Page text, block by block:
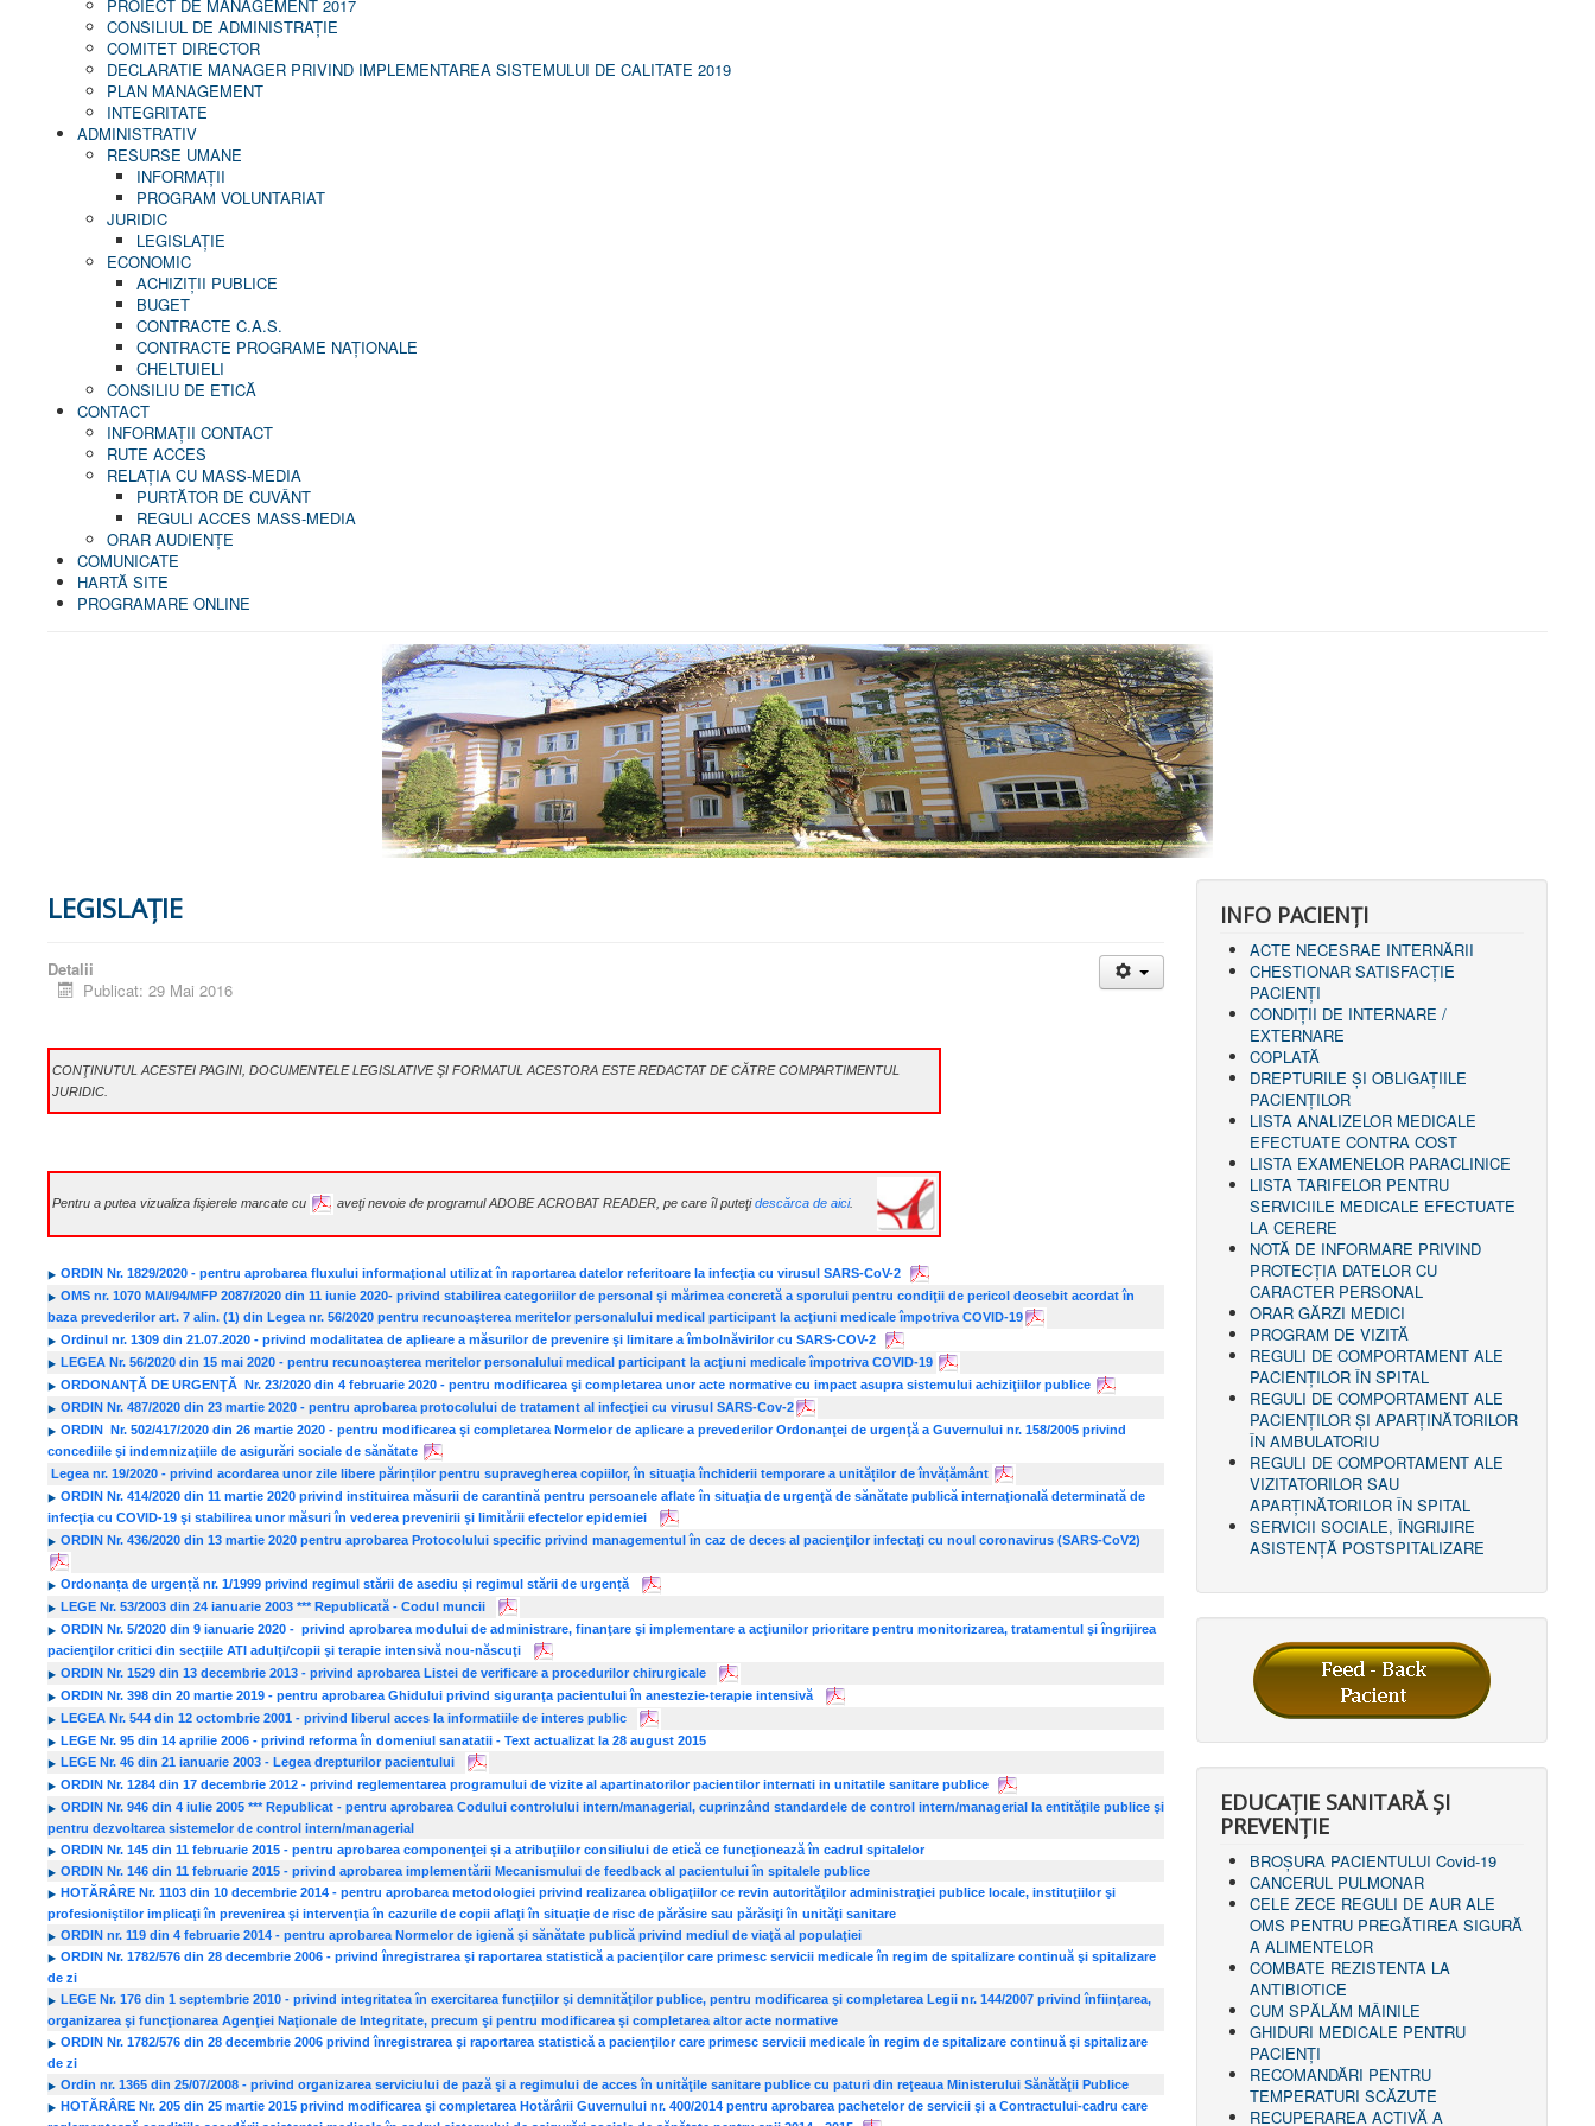
PROIECT DE MANAGEMENT 2017
CONSILIUL DE ADMINISTRAŢIE
COMITET DIRECTOR
DECLARATIE MANAGER PRIVIND IMPLEMENTAREA SISTEMULUI DE CALITATE 2019
PLAN MANAGEMENT
INTEGRITATE
ADMINISTRATIV
RESURSE UMANE
INFORMAŢII
PROGRAM VOLUNTARIAT
JURIDIC
LEGISLAȚIE
ECONOMIC
ACHIZIŢII PUBLICE
BUGET
CONTRACTE C.A.S.
CONTRACTE PROGRAME NAȚIONALE
CHELTUIELI
CONSILIU DE ETICĂ
CONTACT
INFORMAŢII CONTACT
RUTE ACCES
RELAȚIA CU MASS-MEDIA
PURTĂTOR DE CUVÂNT
REGULI ACCES MASS-MEDIA
ORAR AUDIENŢE
COMUNICATE
HARTĂ SITE
PROGRAMARE ONLINE
LEGISLAȚIE
Detalii
Publicat: 29 Mai 2016
CONŢINUTUL ACESTEI PAGINI, DOCUMENTELE LEGISLATIVE ŞI FORMATUL ACESTORA ESTE REDACTAT DE CĂTRE COMPARTIMENTUL
JURIDIC.
Pentru a putea vizualiza fişierele marcate cu aveţi nevoie de programul ADOBE ACROBAT READER, pe care îl puteţidescărca de aici.
ORDIN Nr. 1829/2020 - pentru aprobarea fluxului informaţional utilizat în raportarea datelor referitoare la infecţia cu virusul SARS-CoV-2
OMS nr. 1070 MAI/94/MFP 2087/2020 din 11 iunie 2020- privind stabilirea categoriilor de personal şi mărimea concretă a sporului pentru condiţii de pericol deosebit acordat în
baza prevederilor art. 7 alin. (1) din Legea nr. 56/2020 pentru recunoaşterea meritelor personalului medical participant la acţiuni medicale împotriva COVID-19
Ordinul nr. 1309 din 21.07.2020 - privind modalitatea de aplieare a măsurilor de prevenire şi limitare a îmbolnăvirilor cu SARS-COV-2
LEGEA Nr. 56/2020 din 15 mai 2020 - pentru recunoaşterea meritelor personalului medical participant la acţiuni medicale împotriva COVID-19
ORDONANŢĂ DE URGENŢĂ Nr. 23/2020 din 4 februarie 2020 - pentru modificarea şi completarea unor acte normative cu impact asupra sistemului achiziţiilor publice
ORDIN Nr. 487/2020 din 23 martie 2020 - pentru aprobarea protocolului de tratament al infecţiei cu virusul SARS-Cov-2
ORDIN Nr. 502/417/2020 din 26 martie 2020 - pentru modificarea şi completarea Normelor de aplicare a prevederilor Ordonanţei de urgenţă a Guvernului nr. 158/2005 privind
concediile şi indemnizaţiile de asigurări sociale de sănătate
Legea nr. 19/2020 - privind acordarea unor zile libere părinților pentru supravegherea copiilor, în situația închiderii temporare a unităților de învățământ
ORDIN Nr. 414/2020 din 11 martie 2020 privind instituirea măsurii de carantină pentru persoanele aflate în situaţia de urgenţă de sănătate publică internaţională determinată de
infecţia cu COVID-19 şi stabilirea unor măsuri în vederea prevenirii şi limitării efectelor epidemiei
ORDIN Nr. 436/2020 din 13 martie 2020 pentru aprobarea Protocolului specific privind managementul în caz de deces al pacienţilor infectaţi cu noul coronavirus (SARS-CoV2)
Ordonanța de urgență nr. 1/1999 privind regimul stării de asediu și regimul stării de urgență
LEGE Nr. 53/2003 din 24 ianuarie 2003 *** Republicată - Codul muncii
ORDIN Nr. 5/2020 din 9 ianuarie 2020 - privind aprobarea modului de administrare, finanţare şi implementare a acţiunilor prioritare pentru monitorizarea, tratamentul şi îngrijirea
pacienţilor critici din secţiile ATI adulţi/copii şi terapie intensivă nou-născuţi
ORDIN Nr. 1529 din 13 decembrie 2013 - privind aprobarea Listei de verificare a procedurilor chirurgicale
ORDIN Nr. 398 din 20 martie 2019 - pentru aprobarea Ghidului privind siguranţa pacientului în anestezie-terapie intensivă
LEGEA Nr. 544 din 12 octombrie 2001 - privind liberul acces la informatiile de interes public
LEGE Nr. 95 din 14 aprilie 2006 - privind reforma în domeniul sanatatii - Text actualizat la 28 august 2015
LEGE Nr. 46 din 21 ianuarie 2003 - Legea drepturilor pacientului
ORDIN Nr. 1284 din 17 decembrie 2012 - privind reglementarea programului de vizite al apartinatorilor pacientilor internati in unitatile sanitare publice
ORDIN Nr. 946 din 4 iulie 2005 *** Republicat - pentru aprobarea Codului controlului intern/managerial, cuprinzând standardele de control intern/managerial la entităţile publice şi
pentru dezvoltarea sistemelor de control intern/managerial
ORDIN Nr. 145 din 11 februarie 2015 - pentru aprobarea componenţei şi a atribuţiilor consiliului de etică ce funcţionează în cadrul spitalelor
ORDIN Nr. 146 din 11 februarie 2015 - privind aprobarea implementării Mecanismului de feedback al pacientului în spitalele publice
HOTĂRÂRE Nr. 1103 din 10 decembrie 2014 - pentru aprobarea metodologiei privind realizarea obligaţiilor ce revin autorităţilor administraţiei publice locale, instituţiilor şi
profesioniştilor implicaţi în prevenirea şi intervenţia în cazurile de copii aflaţi în situaţie de risc de părăsire sau părăsiţi în unităţi sanitare
ORDIN nr. 119 din 4 februarie 2014 - pentru aprobarea Normelor de igienă şi sănătate publică privind mediul de viaţă al populaţiei
ORDIN Nr. 1782/576 din 28 decembrie 2006 - privind înregistrarea şi raportarea statistică a pacienţilor care primesc servicii medicale în regim de spitalizare continuă şi spitalizare
de zi
LEGE Nr. 176 din 1 septembrie 2010 - privind integritatea în exercitarea funcţiilor şi demnităţilor publice, pentru modificarea şi completarea Legii nr. 144/2007 privind înfiinţarea,
organizarea şi funcţionarea Agenţiei Naţionale de Integritate, precum şi pentru modificarea şi completarea altor acte normative
ORDIN Nr. 1782/576 din 28 decembrie 2006 privind înregistrarea şi raportarea statistică a pacienţilor care primesc servicii medicale în regim de spitalizare continuă şi spitalizare
de zi
Ordin nr. 1365 din 25/07/2008 - privind organizarea serviciului de pază şi a regimului de acces în unităţile sanitare publice cu paturi din reţeaua Ministerului Sănătăţii Publice
HOTĂRÂRE Nr. 205 din 25 martie 2015 privind modificarea şi completarea Hotărârii Guvernului nr. 400/2014 pentru aprobarea pachetelor de servicii şi a Contractului-cadru care
INFO PACIENŢI
ACTE NECESRAE INTERNĂRII
CHESTIONAR SATISFACŢIE
PACIENŢI
CONDIȚII DE INTERNARE /
EXTERNARE
COPLATĂ
DREPTURILE ŞI OBLIGAŢIILE
PACIENȚILOR
LISTA ANALIZELOR MEDICALE
EFECTUATE CONTRA COST
LISTA EXAMENELOR PARACLINICE
LISTA TARIFELOR PENTRU
SERVICIILE MEDICALE EFECTUATE
LA CERERE
NOTĂ DE INFORMARE PRIVIND
PROTECŢIA DATELOR CU
CARACTER PERSONAL
ORAR GĂRZI MEDICI
PROGRAM DE VIZITĂ
REGULI DE COMPORTAMENT ALE
PACIENȚILOR ÎN SPITAL
REGULI DE COMPORTAMENT ALE
PACIENȚILOR ȘI APARȚINĂTORILOR
ÎN AMBULATORIU
REGULI DE COMPORTAMENT ALE
VIZITATORILOR SAU
APARȚINĂTORILOR ÎN SPITAL
SERVICII SOCIALE, ÎNGRIJIRE
ASISTENŢĂ POSTSPITALIZARE
EDUCAȚIE SANITARĂ ȘI
PREVENȚIE
BROȘURA PACIENTULUI Covid-19
CANCERUL PULMONAR
CELE ZECE REGULI DE AUR ALE
OMS PENTRU PREGĂTIREA SIGURĂ
A ALIMENTELOR
COMBATE REZISTENTA LA
ANTIBIOTICE
CUM SPĂLĂM MÂINILE
GHIDURI MEDICALE PENTRU
PACIENȚI
RECOMANDĂRI PENTRU
TEMPERATURI SCĂZUTE
RECUPERAREA ACTIVĂ A